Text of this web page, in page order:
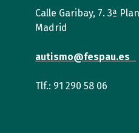
Calle Garibay, 7. 3ª
Madrid
autismo@fespau.es
Tlf.: 91 290 58 06